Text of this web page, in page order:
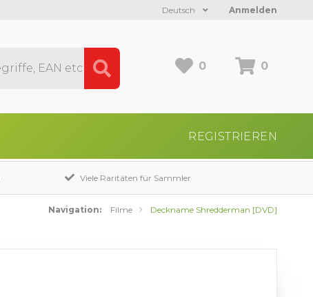
Anmelden
Deutsch
0 0
REGISTRIEREN
Viele Raritäten für Sammler
Navigation: Filme Deckname Shredderman [DVD]